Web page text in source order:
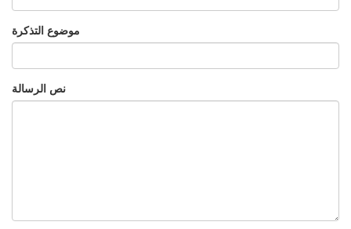
موضوع التذكرة
نص الرسالة